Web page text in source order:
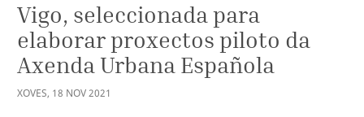
Vigo, seleccionada para
elaborar proxectos piloto da
Axenda Urbana Española
XOVES, 18 NOV2021